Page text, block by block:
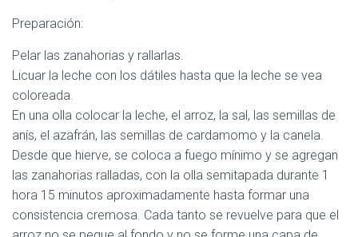
Preparación:
Pelar las zanahorias y rallarlas.
Licuar la leche con los dátiles hasta que la leche se vea
coloreada.
En una olla colocar la leche, el arroz, la sal, las semillas de
anís, el azafrán, las semillas de cardamomo y la canela.
Desde que hierve, se coloca a fuego mínimo y se agregan
las zanahorias ralladas, con la olla semitapada durante 1
hora 15 minutos aproximadamente hasta formar una
consistencia cremosa. Cada tanto se revuelve para que el